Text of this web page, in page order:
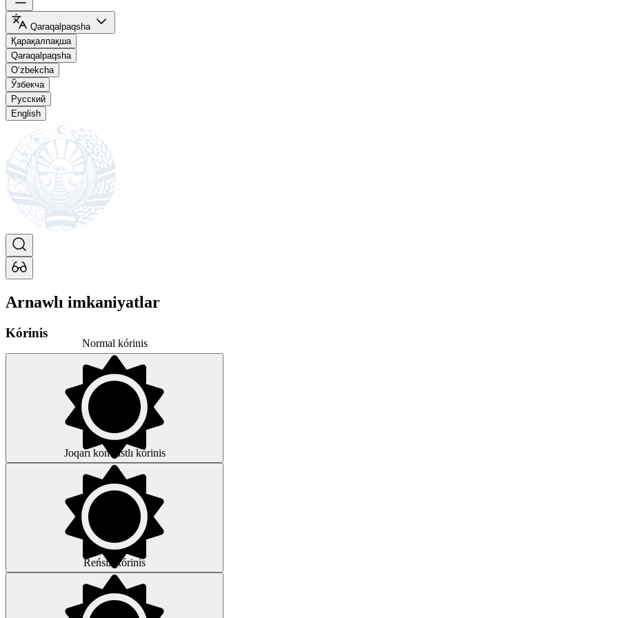
Qaraqalpaqsha
Қарақалпақша
Qaraqalpaqsha
O‘zbekcha
Ўзбекча
Русский
English
Arnawlı imkaniyatlar
Kórinis
Normal kórinis
Joqarı kontrastlı kórinis
Reńsiz kórinis